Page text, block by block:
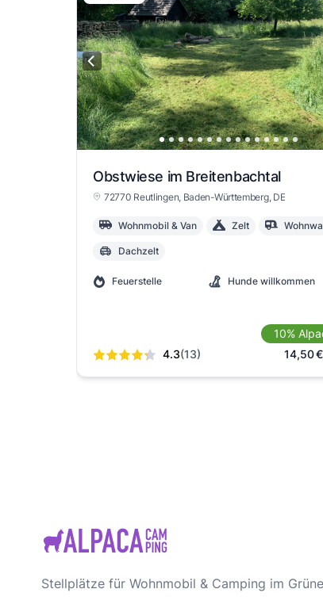
Obstwiese im Breitenbachtal
72770 Reutlingen , Baden-Württemberg, DE
Wohnmobil & Van Zelt
Dachzelt
Feuerstelle Hunde willkommen
4.3(13)
10%
14,50€
Stellplätze für Wohnmobil & Camping im